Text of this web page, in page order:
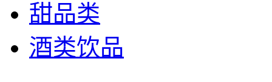
甜品类
酒类饮品